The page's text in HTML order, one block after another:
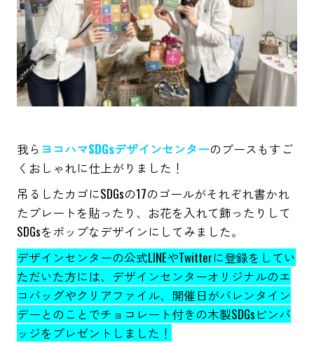
我ら ヨコハマSDGsデザインセンターのブースもすご
くおしゃれに仕上がりました！
吊るしたカゴにSDGsの17のゴールがそれぞれ書かれ
たプレートを貼ったり、お花を入れて飾ったりして
SDGsをポップなデザインにしてみました。
デザインセンターの公式LINEやTwitterに登録をしてい
ただいた方には、デザインセンターオリジナルのエ
コバッグやクリアファイル、開催日がバレンタイン
デーとのことでチョコレート付きの木製SDGsピンバ
ッジをプレゼントしました！